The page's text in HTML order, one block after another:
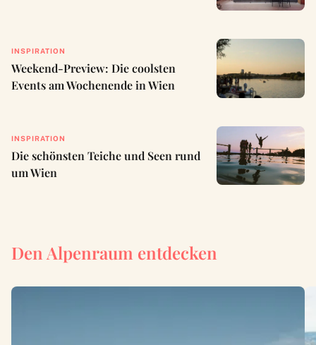
INSPIRATION
Weekend-Preview: Die coolsten
Events am Wochenende in Wien
INSPIRATION
Die schönsten Teiche und Seen rund
um Wien
Den Alpenraum entdecken